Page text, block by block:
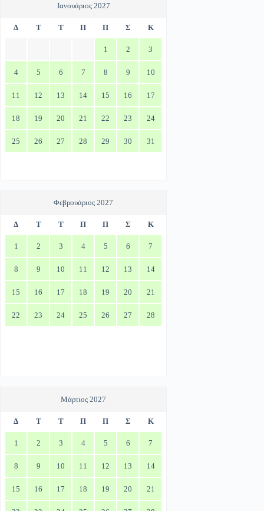
Ιανουάριος 2027
Δ Τ Τ Π Π Σ Κ
1 2 3
4 5 6 7 8 9 10
11 12 13 14 15 16 17
18 19 20 21 22 23 24
25 26 27 28 29 30 31
Φεβρουάριος 2027
Δ Τ Τ Π Π Σ Κ
1 2 3 4 5 6 7
8 9 10 11 12 13 14
15 16 17 18 19 20 21
22 23 24 25 26 27 28
Μάρτιος 2027
Δ Τ Τ Π Π Σ Κ
1 2 3 4 5 6 7
8 9 10 11 12 13 14
15 16 17 18 19 20 21